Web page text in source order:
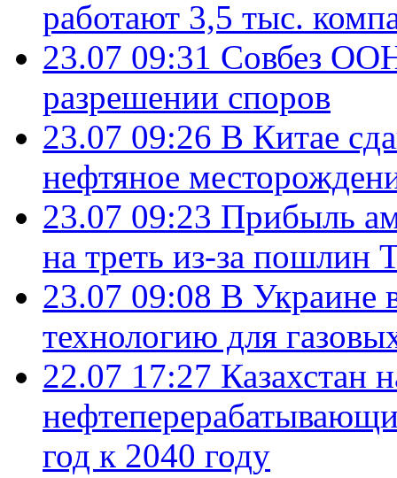
работают 3,5 тыс.
23.07 09:31 Совбез
разрешении споров
23.07 09:26 В Китае
нефтяное
23.07 09:23 Прибыль
на треть из-за пошлин
23.07 09:08 В Украине
технологию для
22.07 17:27 Казахстан
год к 2040 году